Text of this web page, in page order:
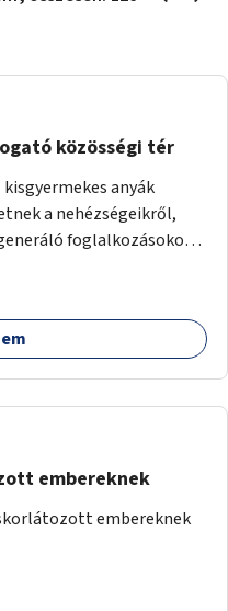
közösségi tér
anyák
a nehézségeikről,
foglalkozásokon
embereknek
embereknek